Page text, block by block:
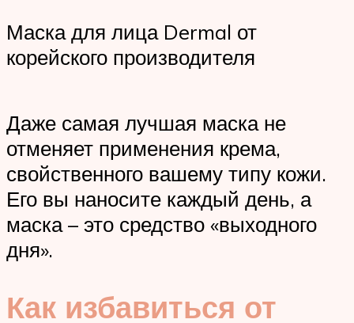
Маска для лица Dermal от
корейского производителя
Даже самая лучшая маска не
отменяет применения крема,
свойственного вашему типу кожи.
Его вы наносите каждый день, а
маска – это средство «выходного
дня».
Как избавиться от